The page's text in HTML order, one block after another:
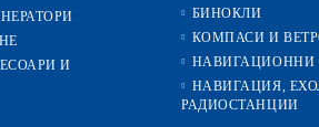
И
БИНОКЛИ
КОМПАСИ И
НАВИГАЦИОННИ
НАВИГАЦИЯ,
РАДИОСТАНЦИИ